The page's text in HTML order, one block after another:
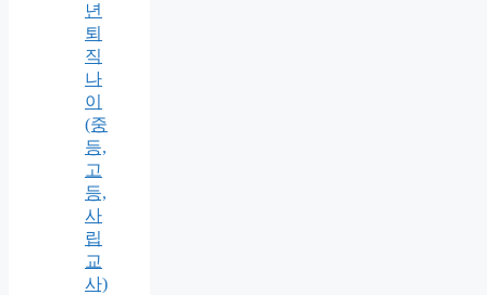
년
퇴
직
나
이
(중
등,
고
등,
사
립
교
사)